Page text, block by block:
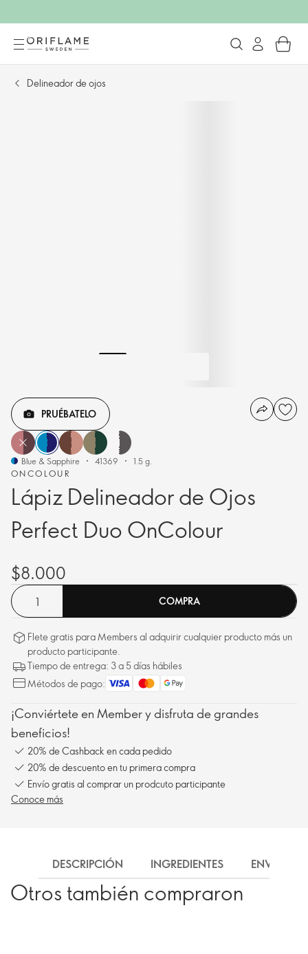
Delineador de ojos
ONCOLOUR
Lápiz Delineador de Ojos
Perfect Duo OnColour
PRUÉBATELO
Blue & Sapphire 41369 1.5 g.
$8.000
COMPRA
Flete gratis para Members al adquirir cualquier producto más un
producto participante.
Tiempo de entrega: 3 a 5 días hábiles
Métodos de pago:
¡Conviértete en Member y disfruta de grandes
beneficios!
20% de Cashback en cada pedido
20% de descuento en tu primera compra
Envío gratis al comprar un prodcuto participante
Conoce más
DESCRIPCIÓN INGREDIENTES ENVÍO
Otros también compraron